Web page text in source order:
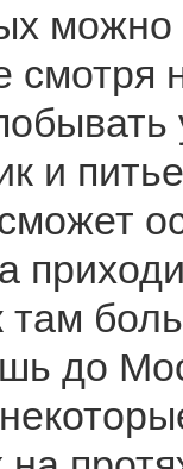
можно
смотря
и
там
до